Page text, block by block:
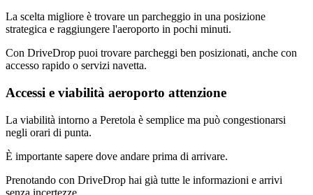
La scelta migliore è trovare un parcheggio in una posizione
strategica e raggiungere l'aeroporto in pochi minuti.
Con DriveDrop puoi trovare parcheggi ben posizionati, anche con
accesso rapido o servizi navetta.
Accessi e viabilità aeroporto attenzione
La viabilità intorno a Peretola è semplice ma può congestionarsi
negli orari di punta.
È importante sapere dove andare prima di arrivare.
Prenotando con DriveDrop hai già tutte le informazioni e arrivi
senza incertezze.